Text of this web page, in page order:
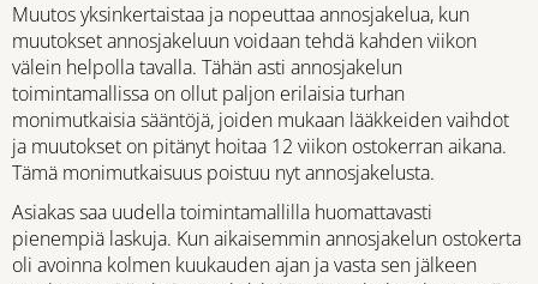
Muutos yksinkertaistaa ja nopeuttaa annosjakelua, kun
muutokset annosjakeluun voidaan tehdä kahden viikon
välein helpolla tavalla. Tähän asti annosjakelun
toimintamallissa on ollut paljon erilaisia turhan
monimutkaisia sääntöjä, joiden mukaan lääkkeiden vaihdot
ja muutokset on pitänyt hoitaa 12 viikon ostokerran aikana.
Tämä monimutkaisuus poistuu nyt annosjakelusta.
Asiakas saa uudella toimintamallilla huomattavasti
pienempiä laskuja. Kun aikaisemmin annosjakelun ostokerta
oli avoinna kolmen kuukauden ajan ja vasta sen jälkeen